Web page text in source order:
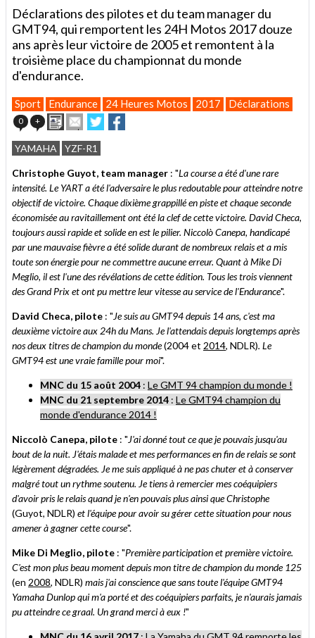
Déclarations des pilotes et du team manager du
GMT94, qui remportent les 24H Motos 2017 douze
ans après leur victoire de 2005 et remontent à la
troisième place du championnat du monde
d'endurance.
Sport Endurance 24 Heures Motos 2017 Déclarations
0 + ImprimerEnvoyer
cet
article
à
un
ami
Partager
sur
Twitter
sur
YAMAHA YZF-R1
Christophe Guyot, team manager : "La course a été d'une rare
intensité. Le YART a été l'adversaire le plus redoutable pour atteindre notre
objectif de victoire. Chaque dixième grappillé en piste et chaque seconde
économisée au ravitaillement ont été la clef de cette victoire. David Checa,
toujours aussi rapide et solide en est le pilier. Niccolò Canepa, handicapé
par une mauvaise fièvre a été solide durant de nombreux relais et a mis
toute son énergie pour ne commettre aucune erreur. Quant à Mike Di
Meglio, il est l'une des révélations de cette édition. Tous les trois viennent
des Grand Prix et ont pu mettre leur vitesse au service de l'Endurance".
David Checa, pilote : "Je suis au GMT94 depuis 14 ans, c'est ma
deuxième victoire aux 24h du Mans. Je l'attendais depuis longtemps après
nos deux titres de champion du monde(2004 et 2014, NDLR). Le
GMT94 est une vraie famille pour moi".
MNC du 15 août 2004 : Le GMT 94 champion du monde !
MNC du 21 septembre 2014 : Le GMT94 champion du
monde d'endurance 2014 !
Niccolò Canepa, pilote : "J'ai donné tout ce que je pouvais jusqu'au
bout de la nuit. J'étais malade et mes performances en fin de relais se sont
légèrement dégradées. Je me suis appliqué à ne pas chuter et à conserver
malgré tout un rythme soutenu. Je tiens à remercier mes coéquipiers
d'avoir pris le relais quand je n'en pouvais plus ainsi que Christophe
(Guyot, NDLR) et l'équipe pour avoir su gérer cette situation pour nous
amener à gagner cette course".
Mike Di Meglio, pilote : "Première participation et première victoire.
C'est mon plus beau moment depuis mon titre de champion du monde 125
(en 2008, NDLR) mais j'ai conscience que sans toute l'équipe GMT94
Yamaha Dunlop qui m'a porté et des coéquipiers parfaits, je n'aurais jamais
pu atteindre ce graal. Un grand merci à eux !"